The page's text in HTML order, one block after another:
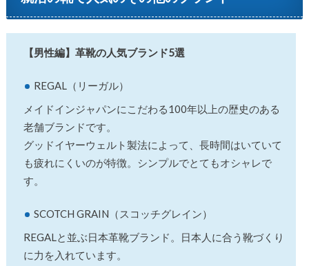
【男性編】革靴の人気ブランド5選
REGAL（リーガル）
メイドインジャパンにこだわる100年以上の歴史のある
老舗ブランドです。
グッドイヤーウェルト製法によって、長時間はいていて
も疲れにくいのが特徴。シンプルでとてもオシャレで
す。
SCOTCH GRAIN（スコッチグレイン）
REGALと並ぶ日本革靴ブランド。日本人に合う靴づくり
に力を入れています。